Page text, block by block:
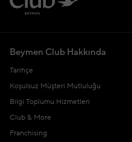
Beymen Club Hakkında
Tarihçe
Koşulsuz Müşteri Mutluluğu
Bilgi Toplumu Hizmetleri
Club & More
Franchising